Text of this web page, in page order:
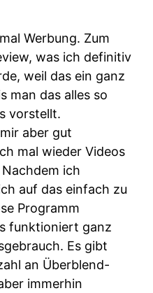
Werbung. Zum
was ich definitiv
weil das ein ganz
man das alles so
vorstellt.
aber gut
mal wieder Videos
ich
auf das einfach zu
Programm
funktioniert ganz
Es gibt
an Überblend-
immerhin